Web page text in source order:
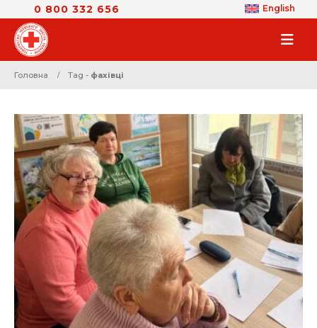
0 800 332 656 English
Головна Tag - фахівці